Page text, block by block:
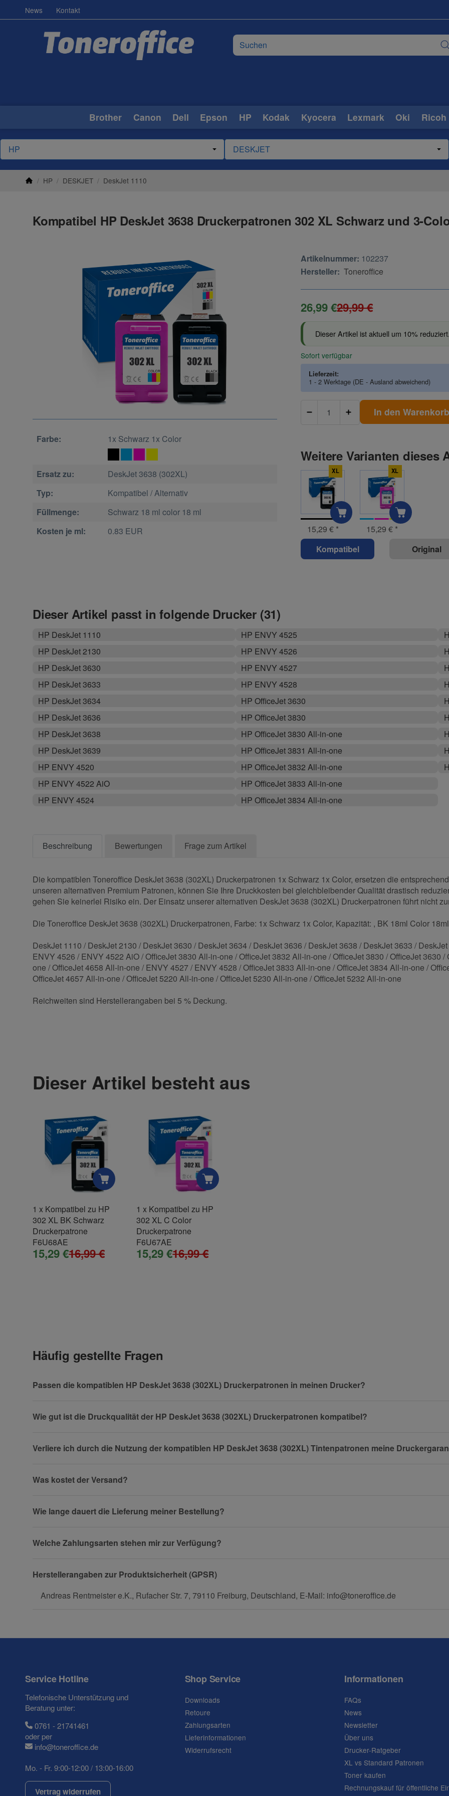
News Kontakt
Brother Canon Dell Epson HP Kodak Kyocera Lexmark Oki Ricoh
/ HP / DESKJET / DeskJet 1110
Kompatibel HP DeskJet 3638 Druckerpatronen 302 XL Schwarz und 3-
Farbe: 1x Schwarz 1x Color
Ersatz zu:
DeskJet 3638 (302XL)
Typ:
Kompatibel / Alternativ
Füllmenge:
Schwarz 18 ml color 18 ml
Kosten je ml:
0.83 EUR
Artikelnummer: 102237
Hersteller: Toneroffice
26,99 €29,99 €
Dieser Artikel ist aktuell um 10%
Sofort verfügbar
Lieferzeit:
1 - 2 Werktage (DE - Ausland abweichend)
In den
Weitere Varianten dieses
XL
15,29 € *
XL
15,29 € *
Kompatibel
Original
Dieser Artikel passt in folgende Drucker (31)
HP DeskJet 1110
HP DeskJet 2130
HP DeskJet 3630
HP DeskJet 3633
HP DeskJet 3634
HP DeskJet 3636
HP DeskJet 3638
HP DeskJet 3639
HP ENVY 4520
HP ENVY 4522 AiO
HP ENVY 4524
HP ENVY 4525
HP ENVY 4526
HP ENVY 4527
HP ENVY 4528
HP OfficeJet 3630
HP OfficeJet 3830
HP OfficeJet 3830 All-in-one
HP OfficeJet 3831 All-in-one
HP OfficeJet 3832 All-in-one
HP OfficeJet 3833 All-in-one
HP OfficeJet 3834 All-in-one
Beschreibung Bewertungen Frage zum Artikel
Die kompatiblen Toneroffice DeskJet 3638 (302XL) Druckerpatronen 1x Schwarz 1x Color, ersetzen die
unseren alternativen Premium Patronen, können Sie Ihre Druckkosten bei gleichbleibender Qualität drastisch
gehen Sie keinerlei Risiko ein. Der Einsatz unserer alternativen DeskJet 3638 (302XL) Druckerpatronen führt nicht
Die Toneroffice DeskJet 3638 (302XL) Druckerpatronen, Farbe: 1x Schwarz 1x Color, Kapazität: , BK 18ml Color
DeskJet 1110 / DeskJet 2130 / DeskJet 3630 / DeskJet 3634 / DeskJet 3636 / DeskJet 3638 / DeskJet 3633 /
ENVY 4526 / ENVY 4522 AiO / OfficeJet 3830 All-in-one / OfficeJet 3832 All-in-one / OfficeJet 3830 / OfficeJet 3630
one / OfficeJet 4658 All-in-one / ENVY 4527 / ENVY 4528 / OfficeJet 3833 All-in-one / OfficeJet 3834 All-in-one /
OfficeJet 4657 All-in-one / OfficeJet 5220 All-in-one / OfficeJet 5230 All-in-one / OfficeJet 5232 All-in-one
Reichweiten sind Herstellerangaben bei 5 % Deckung.
Firma
Telefon
Frage zum Artikel
Dieser Artikel besteht aus
1 x Kompatibel zu HP
302 XL BK Schwarz
Druckerpatrone
F6U68AE
15,29 €16,99 €
1 x Kompatibel zu HP
302 XL C Color
Druckerpatrone
F6U67AE
15,29 €16,99 €
Häufig gestellte Fragen
Passen die kompatiblen HP DeskJet 3638 (302XL) Druckerpatronen in meinen Drucker?
Wie gut ist die Druckqualität der HP DeskJet 3638 (302XL) Druckerpatronen kompatibel?
Verliere ich durch die Nutzung der kompatiblen HP DeskJet 3638 (302XL) Tintenpatronen meine
Was kostet der Versand?
Wie lange dauert die Lieferung meiner Bestellung?
Welche Zahlungsarten stehen mir zur Verfügung?
Herstellerangaben zur Produktsicherheit (GPSR)
Andreas Rentmeister e.K., Rufacher Str. 7, 79110 Freiburg, Deutschland, E-Mail: info@toneroffice.de
Service Hotline
Telefonische Unterstützung und
Beratung unter:
0761 - 21741461
oder per
info@toneroffice.de
Mo. - Fr. 9:00-12:00 / 13:00-16:00
Vertrag widerrufen
Shop Service
Downloads
Retoure
Zahlungsarten
Lieferinformationen
Widerrufsrecht
Informationen
FAQs
News
Newsletter
Über uns
Drucker-Ratgeber
XL vs Standard Patronen
Toner kaufen
Rechnungskauf für öffentliche